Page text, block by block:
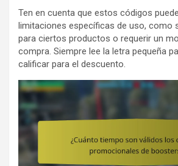
Ten en cuenta que estos códigos
limitaciones específicas de uso, como
para ciertos productos o requerir un
compra. Siempre lee la letra pequeña
calificar para el descuento.